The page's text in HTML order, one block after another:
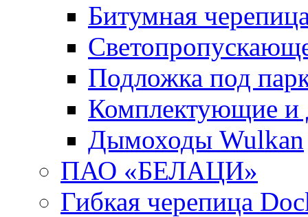
Битумная
Подложка под
Комплектующие и
Дымоходы Wulkan
ПАО «БЕЛАЦИ»
Гибкая черепица